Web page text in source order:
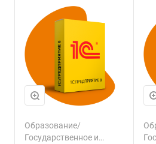
Образование/
Государственное и